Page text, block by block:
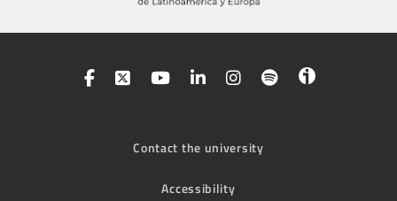
Contact the university
Accessibility